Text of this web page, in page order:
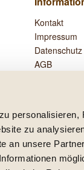
zu
an unsere
Kontakt
Impressum
Datenschutz
AGB
Vertrag
und ggf.